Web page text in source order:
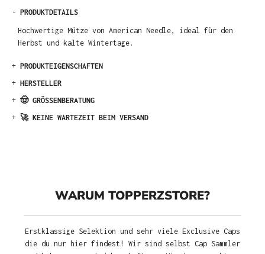
- PRODUKTDETAILS
Hochwertige Mütze von American Needle, ideal für den
Herbst und kalte Wintertage.
+ PRODUKTEIGENSCHAFTEN
+ HERSTELLER
+ 🤠 GRÖSSENBERATUNG
+ 🚀 KEINE WARTEZEIT BEIM VERSAND
WARUM TOPPERZSTORE?
Erstklassige Selektion und sehr viele Exclusive Caps
die du nur hier findest! Wir sind selbst Cap Sammler